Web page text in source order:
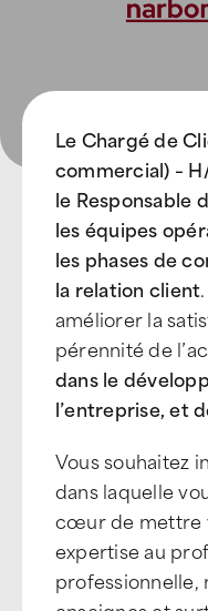
Le Chargé de
commercial) –
le Responsable
les équipes
les phases de
la relation client
améliorer la
pérennité de
dans le
l’entreprise, et
Vous souhaitez
dans laquelle
cœur de mettre
expertise au